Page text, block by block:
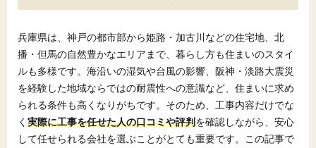
兵庫県は、神戸の都市部から姫路・加古川などの住宅地、北
播・但馬の自然豊かなエリアまで、暮らし方も住まいのスタイ
ルも多様です。海沿いの湿気や台風の影響、阪神・淡路大震災
を経験した地域ならではの耐震性への意識など、住まいに求め
られる条件も高くなりがちです。そのため、工事内容だけでな
く 実際に工事を任せた人の口コミや評判を確認しながら、安心
して任せられる会社を選ぶことがとても重要です。この記事で